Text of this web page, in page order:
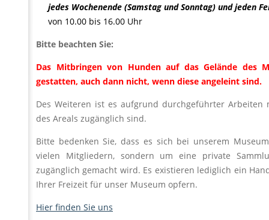
jedes Wochenende (Samstag und Sonntag) und jeden
von 10.00 bis 16.00 Uhr
Bitte beachten Sie:
Das Mitbringen von Hunden auf das Gelände des
gestatten, auch dann nicht, wenn diese angeleint sind.
Des Weiteren ist es aufgrund durchgeführter Arbeiten
des Areals zugänglich sind.
Bitte bedenken Sie, dass es sich bei unserem
vielen Mitgliedern, sondern um eine private
zugänglich gemacht wird. Es existieren lediglich ein
Ihrer Freizeit für unser Museum opfern.
Hier finden Sie uns